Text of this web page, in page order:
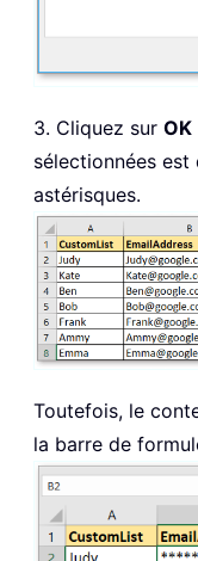
3. Cliquez sur OK
sélectionnées est
astérisques.
Toutefois, le
la barre de